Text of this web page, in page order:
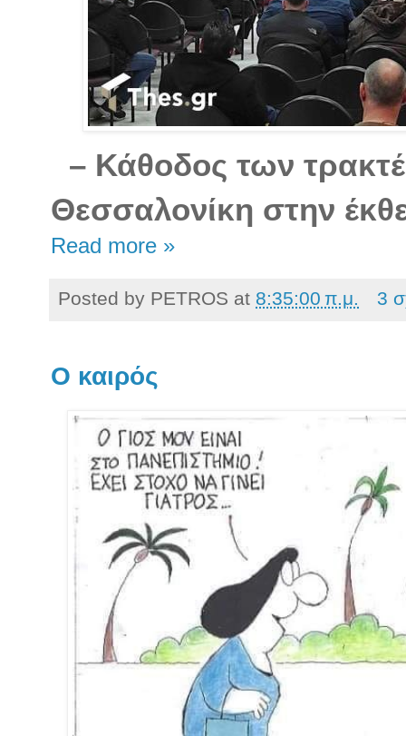
– Κάθοδος των
Θεσσαλονίκη στην
Read more »
Posted by PETROS at 8:35:00 π.μ. 3
Ο καιρός